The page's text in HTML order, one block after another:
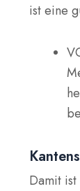
ist eine
Damit